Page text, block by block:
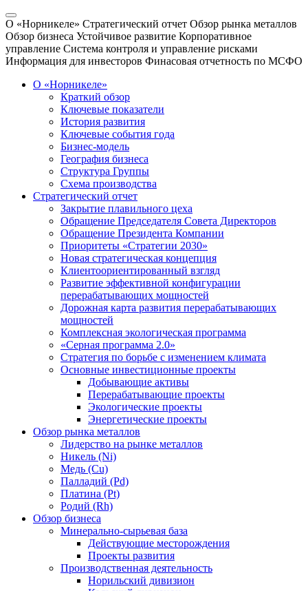
О «Норникеле» Стратегический отчет Обзор рынка металлов
Обзор бизнеса Устойчивое развитие Корпоративное
управление Система контроля и управление рисками
Информация для инвесторов Финасовая отчетность по МСФО
О «Норникеле»
Краткий обзор
Ключевые показатели
История развития
Ключевые события года
Бизнес-модель
География бизнеса
Структура Группы
Схема производства
Стратегический отчет
Закрытие плавильного цеха
Обращение Председателя Совета Директоров
Обращение Президента Компании
Приоритеты «Стратегии 2030»
Новая стратегическая концепция
Клиентоориентированный взгляд
Развитие эффективной конфигурации
перерабатывающих мощностей
Дорожная карта развития перерабатывающих
мощностей
Комплексная экологическая программа
«Серная программа 2.0»
Стратегия по борьбе с изменением климата
Основные инвестиционные проекты
Добывающие активы
Перерабатывающие проекты
Экологические проекты
Энергетические проекты
Обзор рынка металлов
Лидерство на рынке металлов
Никель (Ni)
Медь (Cu)
Палладий (Pd)
Платина (Pt)
Родий (Rh)
Обзор бизнеса
Минерально-сырьевая база
Действующие месторождения
Проекты развития
Производственная деятельность
Норильский дивизион